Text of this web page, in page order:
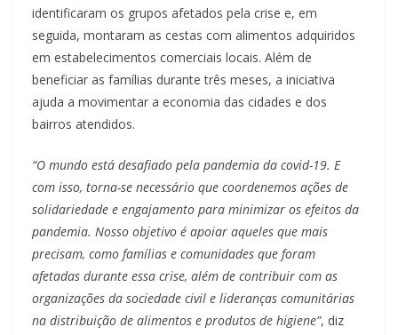
identificaram os grupos afetados pela crise e, em
seguida, montaram as cestas com alimentos adquiridos
em estabelecimentos comerciais locais. Além de
beneficiar as famílias durante três meses, a iniciativa
ajuda a movimentar a economia das cidades e dos
bairros atendidos.
“O mundo está desafiado pela pandemia da covid-19. E
com isso, torna-se necessário que coordenemos ações de
solidariedade e engajamento para minimizar os efeitos da
pandemia. Nosso objetivo é apoiar aqueles que mais
precisam, como famílias e comunidades que foram
afetadas durante essa crise, além de contribuir com as
organizações da sociedade civil e lideranças comunitárias
na distribuição de alimentos e produtos de higiene”, diz